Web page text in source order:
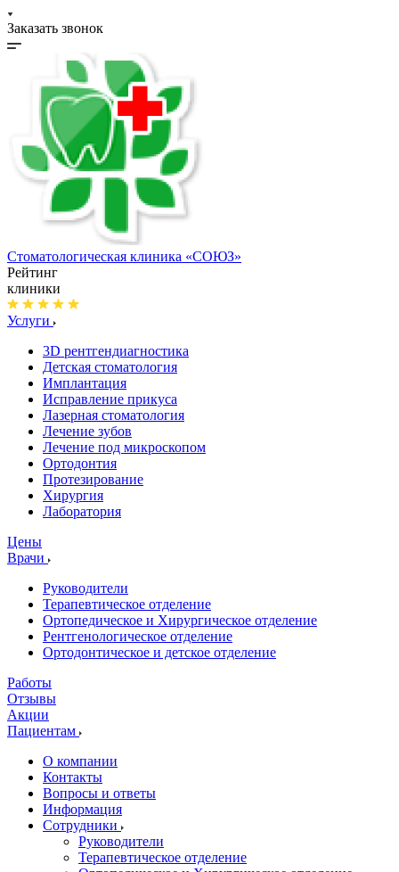
Заказать звонок
Стоматологическая клиника «СОЮЗ»
Рейтинг
клиники
Услуги
3D рентгендиагностика
Детская стоматология
Имплантация
Исправление прикуса
Лазерная стоматология
Лечение зубов
Лечение под микроскопом
Ортодонтия
Протезирование
Хирургия
Лаборатория
Цены
Врачи
Руководители
Терапевтическое отделение
Ортопедическое и Хирургическое отделение
Рентгенологическое отделение
Ортодонтическое и детское отделение
Работы
Отзывы
Акции
Пациентам
О компании
Контакты
Вопросы и ответы
Информация
Сотрудники
Руководители
Терапевтическое отделение